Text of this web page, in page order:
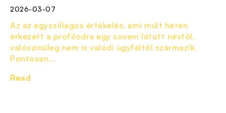
2026-03-07
Az az egycsillagos értékelés, ami múlt héten
érkezett a profilodra egy sosem látott névtől,
valószínűleg nem is valódi ügyféltől származik.
Pontosan...
Read